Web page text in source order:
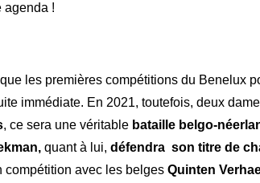
agenda !
les premières compétitions du Benelux
immédiate. En 2021, toutefois, deux
, ce sera une véritable bataille belgo-
quant à lui, défendra son titre de
compétition avec les belges Quinten